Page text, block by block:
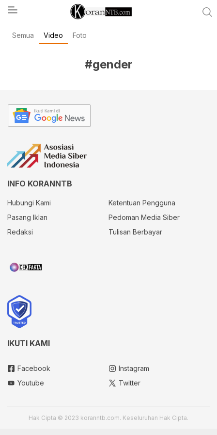
koranntb.com
Semua Video Foto
#gender
INFO KORANNTB
Hubungi Kami
Ketentuan Pengguna
Pasang Iklan
Pedoman Media Siber
Redaksi
Tulisan Berbayar
IKUTI KAMI
Facebook
Instagram
Youtube
Twitter
Hak Cipta © 2023 koranntb.com. Keseluruhan Hak Cipta.